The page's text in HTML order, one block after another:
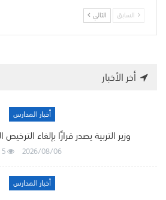
السابق التالي
أخر الأخبار
أخبار المدارس
وزير التربية يصدر قرارًا بإلغاء
2026/08/06
5
أخبار المدارس